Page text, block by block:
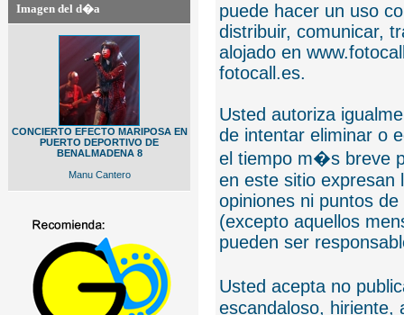
Imagen del d�a
CONCIERTO EFECTO MARIPOSA EN
PUERTO DEPORTIVO DE
BENALMADENA 8
Manu Cantero
puede hacer un uso
distribuir, comunicar,
alojado en
fotocall.es.
Usted autoriza
de intentar eliminar o
el tiempo m�s breve
en este sitio expresan
opiniones ni puntos
(excepto aquellos
pueden ser
Usted acepta no
escandaloso, hiriente,